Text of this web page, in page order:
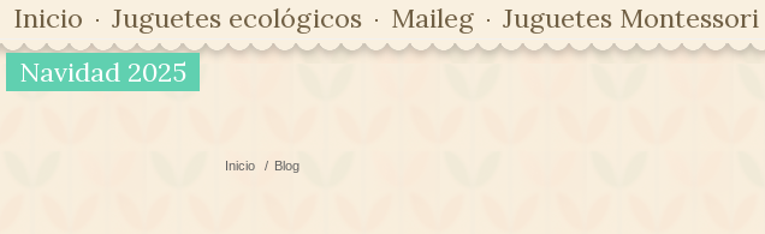
Inicio Juguetes ecológicos Maileg Juguetes Montessori
Navidad 2025
Inicio / Blog